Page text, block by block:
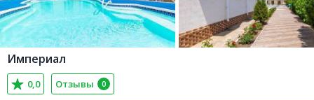
Империал
0,0 Отзывы 0